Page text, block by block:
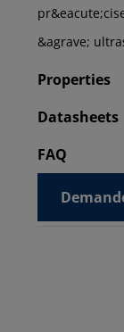
&agrave;
Properties
Datasheets
FAQ